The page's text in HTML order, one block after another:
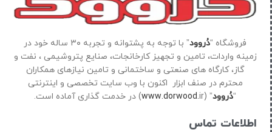
فروشگاه “دُروود
” با توجه به پشتوانه و تجربه ۳۰ ساله خود در
زمینه واردات، تامین و تجهیز کارخانجات، صنایع پتروشیمی ، نفت و
گاز، کارگاه های صنعتی و ساختمانی و تامین نیازهای همکاران
محترم در صنف ابزار اکنون با وب سایت تخصصی و اینترنتی
“دُروود” (
www.dorwood.ir) در خدمت گذاری آماده است.
اطلاعات تماس